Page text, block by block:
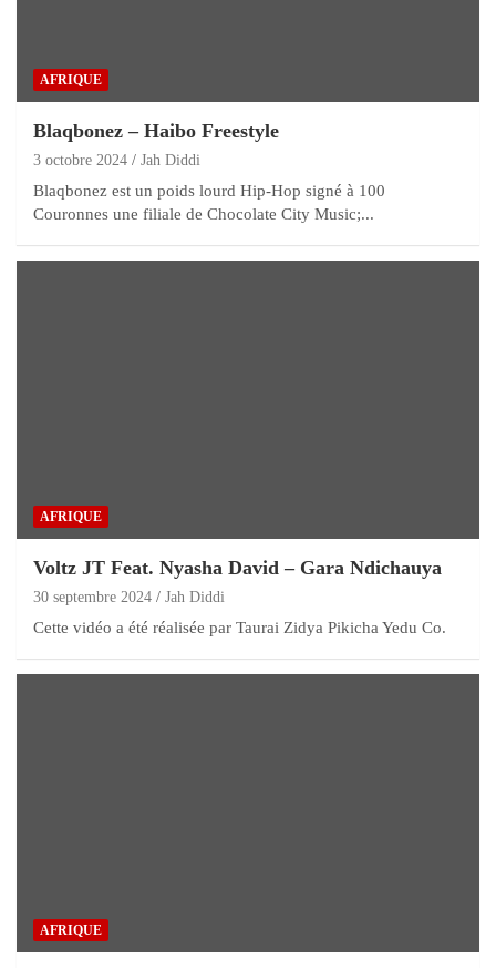
AFRIQUE
Blaqbonez – Haibo Freestyle
3 octobre 2024 Jah Diddi
Blaqbonez est un poids lourd Hip-Hop signé à 100
Couronnes une filiale de Chocolate City Music;...
AFRIQUE
Voltz JT Feat. Nyasha David – Gara Ndichauya
30 septembre 2024 Jah Diddi
Cette vidéo a été réalisée par Taurai Zidya Pikicha Yedu Co.
AFRIQUE